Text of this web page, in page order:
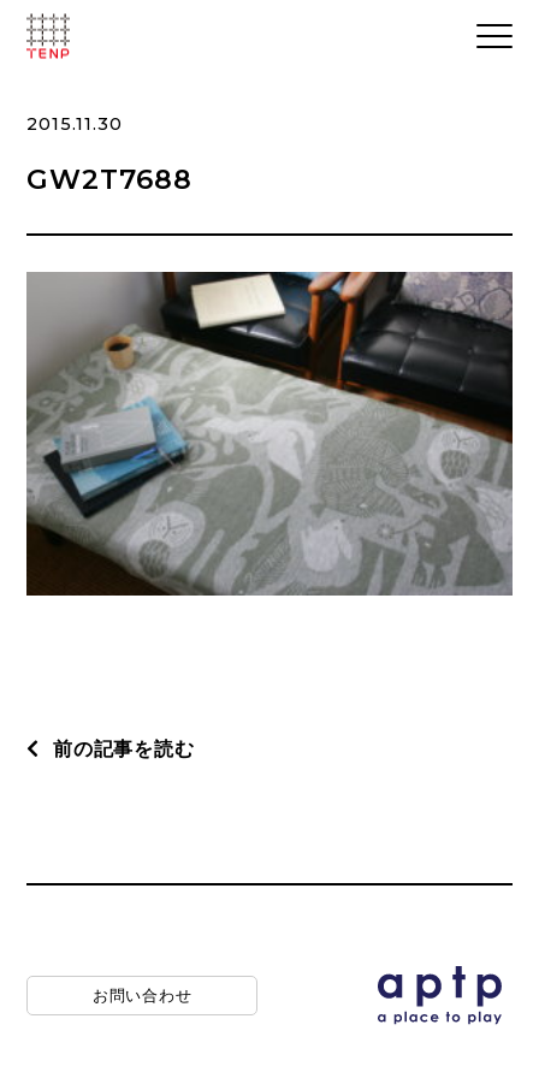
2015.11.30
GW2T7688
前の記事を読む
お問い合わせ